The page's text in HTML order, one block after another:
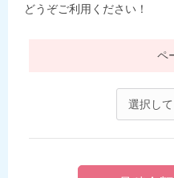
どうぞご利用ください！
ペ